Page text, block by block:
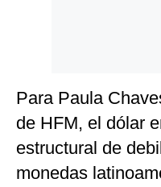
Para Paula
de HFM, el dólar
estructural de
monedas